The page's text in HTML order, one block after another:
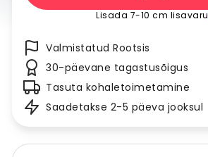
Lisada 7-10 cm lisavaru
Valmistatud Rootsis
30-päevane tagastusõigus
Tasuta kohaletoimetamine
Saadetakse 2-5 päeva jooksul